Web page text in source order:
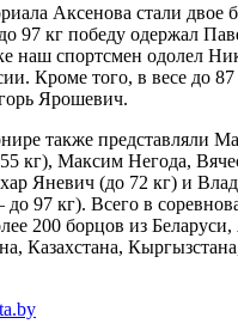
Аксенова стали двое
97 кг победу одержал
наш спортсмен одолел
Кроме того, в весе до
Ярошевич.
также представляли
кг), Максим Негода,
Яневич (до 72 кг) и
97 кг). Всего в
200 борцов из
Казахстана,